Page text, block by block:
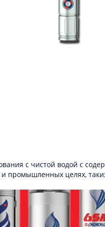
с чистой водой с
промышленных целях,